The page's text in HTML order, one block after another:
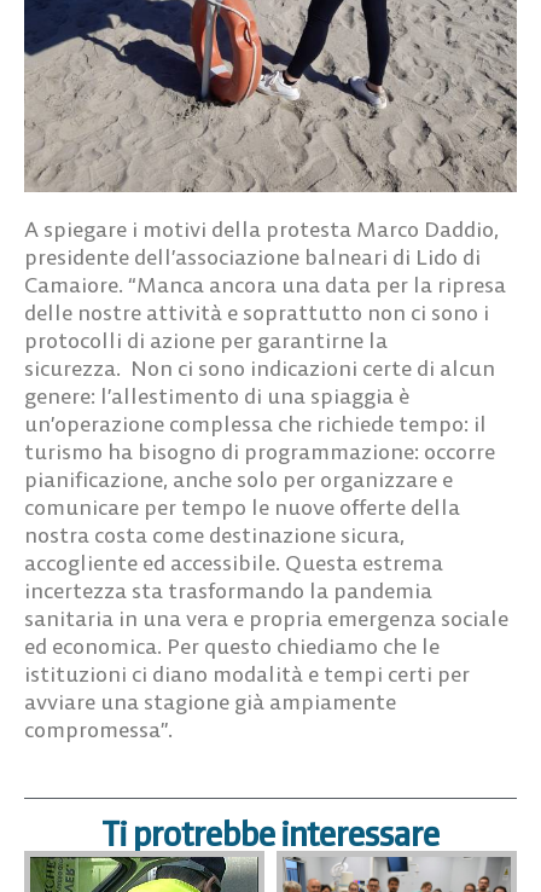
A spiegare i motivi della protesta Marco Daddio,
presidente dell’associazione balneari di Lido di
Camaiore. “Manca ancora una data per la ripresa
delle nostre attività e soprattutto non ci sono i
protocolli di azione per garantirne la
sicurezza. Non ci sono indicazioni certe di alcun
genere: l’allestimento di una spiaggia è
un’operazione complessa che richiede tempo: il
turismo ha bisogno di programmazione: occorre
pianificazione, anche solo per organizzare e
comunicare per tempo le nuove offerte della
nostra costa come destinazione sicura,
accogliente ed accessibile. Questa estrema
incertezza sta trasformando la pandemia
sanitaria in una vera e propria emergenza sociale
ed economica. Per questo chiediamo che le
istituzioni ci diano modalità e tempi certi per
avviare una stagione già ampiamente
compromessa”.
Ti protrebbe interessare